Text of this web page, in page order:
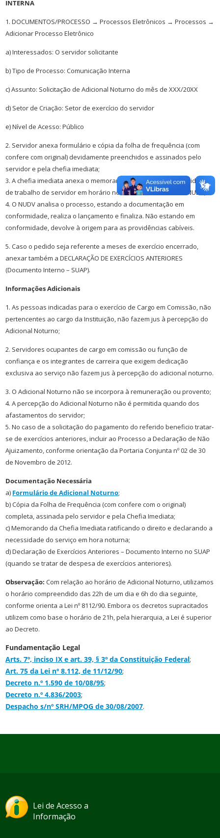
INTERNA
1. DOCUMENTOS/PROCESSO → Processos Eletrônicos → Processos →
Adicionar Processo Eletrônico
a) Interessados: O servidor solicitante
b) Tipo de Processo: Comunicação Interna
c) Assunto: Solicitação de Adicional Noturno do mês de XXX/20XX
d) Setor de Criação: Setor de exercício do servidor
e) Nível de Acesso: Público
2. Servidor anexa formulário e cópia da folha de frequência (com
confere com original) devidamente preenchidos e assinados pelo
servidor e pela chefia imediata;
3. A chefia imediata anexa o memorando confirmando necessidade
de trabalho de servidor em horário noturno e encaminha ao NUDV;
4. O NUDV analisa o processo, estando a documentação em
conformidade, realiza o lançamento e finaliza. Não estando em
conformidade, devolve à origem para as providências cabíveis.
5. Caso o pedido seja referente a meses de exercício encerrado,
anexar também a DECLARAÇÃO DE EXERCÍCIOS ANTERIORES
(Documento Interno – SUAP).
Informações Adicionais
1. As pessoas indicadas para o exercício de Cargo em Comissão, não
pertencentes ao cargo da Instituição, não fazem jus à percepção do
Adicional Noturno;
2. Servidores ocupantes de cargo em comissão ou função de
confiança e os integrantes de carreira que exigem dedicação
exclusiva ao serviço não fazem jus à percepção do adicional noturno.
3. O Adicional Noturno não se incorpora à remuneração ou provento;
4. A percepção do Adicional Noturno não é permitida quando dos
afastamentos do servidor;
5. No caso de a solicitação do pagamento do referido beneficio tratar-
se de exercícios anteriores, incluir ao Processo a Declaração de Não
Ajuizamento, conforme orientação da Portaria Conjunta nº 02 de 30
de Novembro de 2012.
Documentação Necessária
a) Formulário de Adicional Noturno;
b) Cópia da Folha de Frequência (com confere com o original)
completa, assinada pelo servidor e pela Chefia Imediata;
c) Memorando da Chefia Imediata ratificando o direito e declarando a
necessidade do serviço em hora noturna;
d)Declaração de Exercícios Anteriores – Documento Interno no SUAP
(quando se tratar de despesa de exercícios anteriores).
Observação:Com relação ao horário de Adicional Noturno, utilizamos
o horário compreendido das 22h de um dia e 6h do dia seguinte,
conforme orienta a Lei nº 8112/90. Embora os decretos supracitados
utilizem como base o horário de 21h, pela hierarquia, a Lei é superior
ao Decreto.
Fundamentação Legal
Arts. 7º, inciso IX e art. 39, § 3º da Constituição Federal;
Art. 75 da Lei nº 8.112, de 11/12/90;
Decreto n.º 1.590 de 10/08/95;
Decreto n.º 4.836/2003;
Despacho s/nº SRH/MPOG de 30/08/2007.
Lei de Acesso a
Informação